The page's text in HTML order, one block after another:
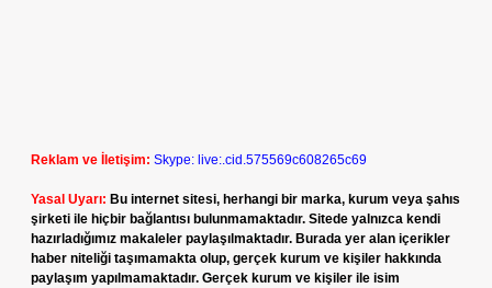
Reklam ve İletişim: Skype: live:.cid.575569c608265c69
Yasal Uyarı: Bu internet sitesi, herhangi bir marka, kurum veya şahıs
şirketi ile hiçbir bağlantısı bulunmamaktadır. Sitede yalnızca kendi
hazırladığımız makaleler paylaşılmaktadır. Burada yer alan içerikler
haber niteliği taşımamakta olup, gerçek kurum ve kişiler hakkında
paylaşım yapılmamaktadır. Gerçek kurum ve kişiler ile isim